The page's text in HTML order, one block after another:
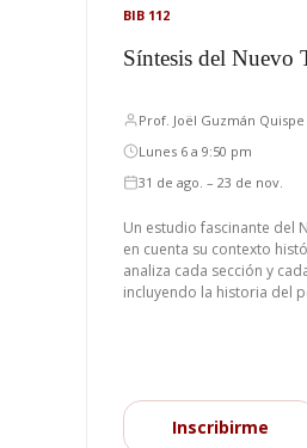
BIB 112
Síntesis del Nuevo
Prof. Joël Guzmán Quispe
Lunes 6 a 9:50 pm
31 de ago. – 23 de nov.
Un estudio fascinante del
en cuenta su contexto
analiza cada sección y
incluyendo la historia del
Inscribirme